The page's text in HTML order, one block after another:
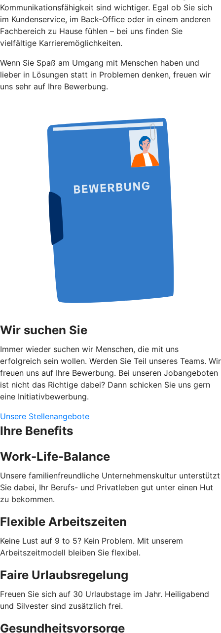
Kommunikationsfähigkeit sind wichtiger. Egal ob Sie sich
im Kundenservice, im Back-Office oder in einem anderen
Fachbereich zu Hause fühlen – bei uns finden Sie
vielfältige Karrieremöglichkeiten.
Wenn Sie Spaß am Umgang mit Menschen haben und
lieber in Lösungen statt in Problemen denken, freuen wir
uns sehr auf Ihre Bewerbung.
Wir suchen Sie
Immer wieder suchen wir Menschen, die mit uns
erfolgreich sein wollen. Werden Sie Teil unseres Teams. Wir
freuen uns auf Ihre Bewerbung. Bei unseren Jobangeboten
ist nicht das Richtige dabei? Dann schicken Sie uns gern
eine Initiativbewerbung.
Unsere Stellenangebote
Ihre Benefits
Work-Life-Balance
Unsere familienfreundliche Unternehmenskultur unterstützt
Sie dabei, Ihr Berufs- und Privatleben gut unter einen Hut
zu bekommen.
Flexible Arbeitszeiten
Keine Lust auf 9 to 5? Kein Problem. Mit unserem
Arbeitszeitmodell bleiben Sie flexibel.
Faire Urlaubsregelung
Freuen Sie sich auf 30 Urlaubstage im Jahr. Heiligabend
und Silvester sind zusätzlich frei.
Gesundheitsvorsorge